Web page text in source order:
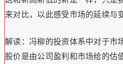
来对比，以此感受市场的延续与
解读：冯柳的投资体系中对于市
股价是由公司盈利和市场给的估